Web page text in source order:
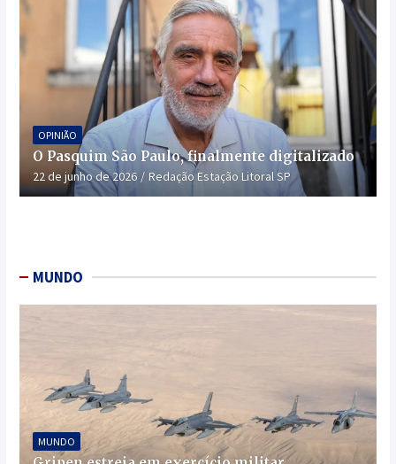
OPINIÃO
O Pasquim São Paulo, finalmente digitalizado
22 de junho de 2026 Redação Estação Litoral SP
MUNDO
MUNDO